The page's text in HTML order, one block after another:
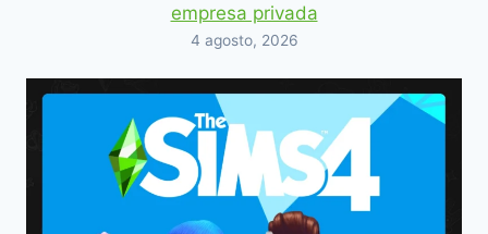
empresa privada
4 agosto, 2026